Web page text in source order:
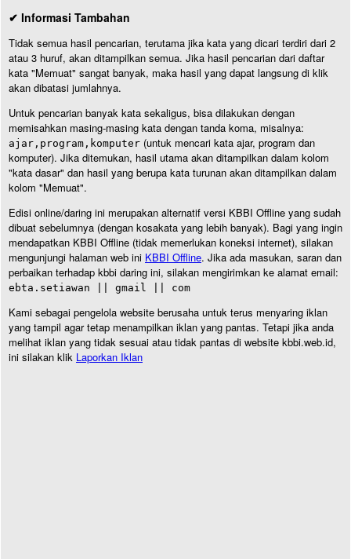
✔ Informasi Tambahan
Tidak semua hasil pencarian, terutama jika kata yang dicari terdiri dari 2
atau 3 huruf, akan ditampilkan semua. Jika hasil pencarian dari daftar
kata "Memuat" sangat banyak, maka hasil yang dapat langsung di klik
akan dibatasi jumlahnya.
Untuk pencarian banyak kata sekaligus, bisa dilakukan dengan
memisahkan masing-masing kata dengan tanda koma, misalnya:
ajar,program,komputer (untuk mencari kata ajar, program dan
komputer). Jika ditemukan, hasil utama akan ditampilkan dalam kolom
"kata dasar" dan hasil yang berupa kata turunan akan ditampilkan dalam
kolom "Memuat".
Edisi online/daring ini merupakan alternatif versi KBBI Offline yang sudah
dibuat sebelumnya (dengan kosakata yang lebih banyak). Bagi yang ingin
mendapatkan KBBI Offline (tidak memerlukan koneksi internet), silakan
mengunjungi halaman web ini KBBI Offline. Jika ada masukan, saran dan
perbaikan terhadap kbbi daring ini, silakan mengirimkan ke alamat email:
ebta.setiawan || gmail || com
Kami sebagai pengelola website berusaha untuk terus menyaring iklan
yang tampil agar tetap menampilkan iklan yang pantas. Tetapi jika anda
melihat iklan yang tidak sesuai atau tidak pantas di website kbbi.web.id,
ini silakan klik Laporkan Iklan